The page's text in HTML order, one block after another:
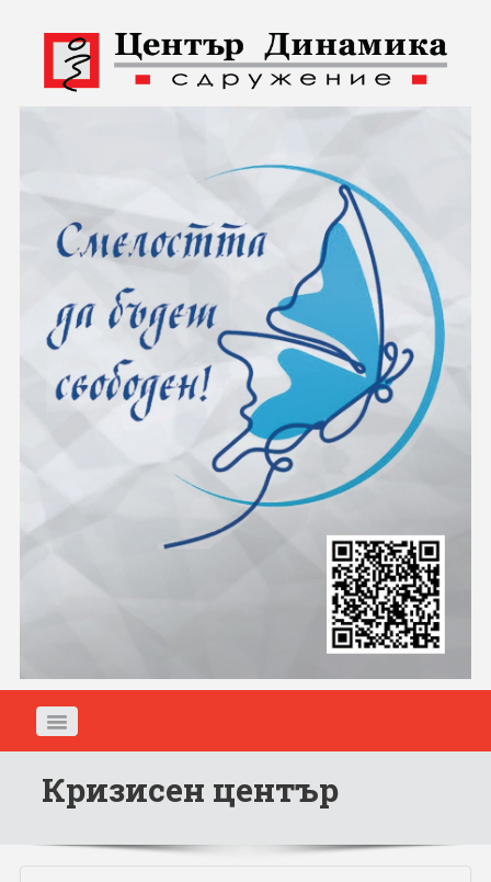
ЗА СДРУЖЕНИЕТО
Кризисен център